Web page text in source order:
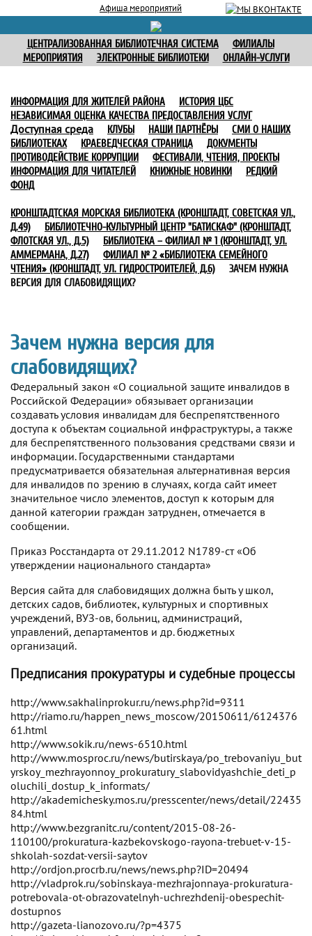
Афиша мероприятий
ЦЕНТРАЛИЗОВАННАЯ БИБЛИОТЕЧНАЯ СИСТЕМА
ФИЛИАЛЫ
МЕРОПРИЯТИЯ
ЭЛЕКТРОННЫЕ БИБЛИОТЕКИ ОНЛАЙН-УСЛУГИ
ИНФОРМАЦИЯ ДЛЯ ЖИТЕЛЕЙ РАЙОНА
ИСТОРИЯ ЦБС
НЕЗАВИСИМАЯ ОЦЕНКА КАЧЕСТВА ПРЕДОСТАВЛЕНИЯ УСЛУГ
Доступная среда КЛУБЫ НАШИ ПАРТНЁРЫ
СМИ О НАШИХ
БИБЛИОТЕКАХ
КРАЕВЕДЧЕСКАЯ СТРАНИЦА
ДОКУМЕНТЫ
ПРОТИВОДЕЙСТВИЕ КОРРУПЦИИ
ФЕСТИВАЛИ, ЧТЕНИЯ, ПРОЕКТЫ
ИНФОРМАЦИЯ ДЛЯ ЧИТАТЕЛЕЙ
КНИЖНЫЕ НОВИНКИ
РЕДКИЙ
ФОНД
КРОНШТАДТСКАЯ МОРСКАЯ БИБЛИОТЕКА (КРОНШТАДТ, СОВЕТСКАЯ УЛ.,
Д.49)
БИБЛИОТЕЧНО-КУЛЬТУРНЫЙ ЦЕНТР "БАТИСКАФ" (КРОНШТАДТ,
ФЛОТСКАЯ УЛ., Д.5)
БИБЛИОТЕКА – ФИЛИАЛ № 1 (КРОНШТАДТ, УЛ.
АММЕРМАНА, Д.27)
ФИЛИАЛ № 2 «БИБЛИОТЕКА СЕМЕЙНОГО
ЧТЕНИЯ» (КРОНШТАДТ, УЛ. ГИДРОСТРОИТЕЛЕЙ, Д.6)
ЗАЧЕМ НУЖНА
ВЕРСИЯ ДЛЯ СЛАБОВИДЯЩИХ?
Зачем нужна версия для
слабовидящих?
Федеральный закон «О социальной защите инвалидов в
Российской Федерации» обязывает организации
создавать условия инвалидам для беспрепятственного
доступа к объектам социальной инфраструктуры, а также
для беспрепятственного пользования средствами связи и
информации. Государственными стандартами
предусматривается обязательная альтернативная версия
для инвалидов по зрению в случаях, когда сайт имеет
значительное число элементов, доступ к которым для
данной категории граждан затруднен, отмечается в
сообщении.
Приказ Росстандарта от 29.11.2012 N1789-ст «Об
утверждении национального стандарта»
Версия сайта для слабовидящих должна быть у школ,
детских садов, библиотек, культурных и спортивных
учреждений, ВУЗ-ов, больниц, администраций,
управлений, департаментов и др. бюджетных
организаций.
Предписания прокуратуры и судебные процессы
http://www.sakhalinprokur.ru/news.php?id=9311
http://riamo.ru/happen_news_moscow/20150611/6124376
61.html
http://www.sokik.ru/news-6510.html
http://www.mosproc.ru/news/butirskaya/po_trebovaniyu_but
yrskoy_mezhrayonnoy_prokuratury_slabovidyashchie_deti_p
oluchili_dostup_k_informats/
http://akademichesky.mos.ru/presscenter/news/detail/22435
84.html
http://www.bezgranitc.ru/content/2015-08-26-
110100/prokuratura-kazbekovskogo-rayona-trebuet-v-15-
shkolah-sozdat-versii-saytov
http://ordjon.procrb.ru/news/news.php?ID=20494
http://vladprok.ru/sobinskaya-mezhrajonnaya-prokuratura-
potrebovala-ot-obrazovatelnyh-uchrezhdenij-obespechit-
dostupnos
http://gazeta-lianozovo.ru/?p=4375